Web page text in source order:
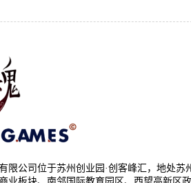
公司位于苏州创业园·创客峰汇，地处苏